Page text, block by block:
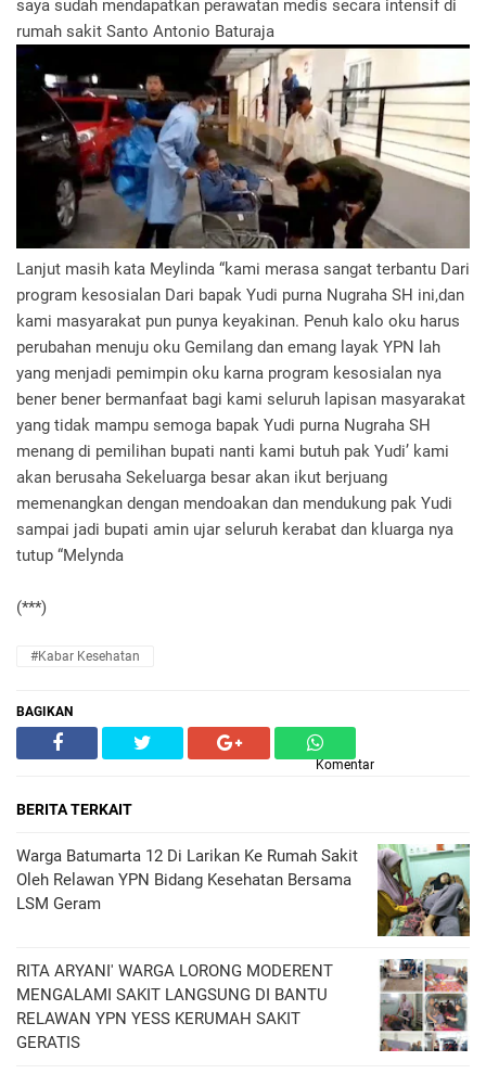
saya sudah mendapatkan perawatan medis secara intensif di
rumah sakit Santo Antonio Baturaja
Lanjut masih kata Meylinda “kami merasa sangat terbantu Dari
program kesosialan Dari bapak Yudi purna Nugraha SH ini,dan
kami masyarakat pun punya keyakinan. Penuh kalo oku harus
perubahan menuju oku Gemilang dan emang layak YPN lah
yang menjadi pemimpin oku karna program kesosialan nya
bener bener bermanfaat bagi kami seluruh lapisan masyarakat
yang tidak mampu semoga bapak Yudi purna Nugraha SH
menang di pemilihan bupati nanti kami butuh pak Yudi’ kami
akan berusaha Sekeluarga besar akan ikut berjuang
memenangkan dengan mendoakan dan mendukung pak Yudi
sampai jadi bupati amin ujar seluruh kerabat dan kluarga nya
tutup “Melynda
(***)
#kabar Kesehatan
BAGIKAN
Komentar
BERITA TERKAIT
Warga Batumarta 12 Di Larikan Ke Rumah Sakit
Oleh Relawan YPN Bidang Kesehatan Bersama
LSM Geram
RITA ARYANI' WARGA LORONG MODERENT
MENGALAMI SAKIT LANGSUNG DI BANTU
RELAWAN YPN YESS KERUMAH SAKIT
GERATIS